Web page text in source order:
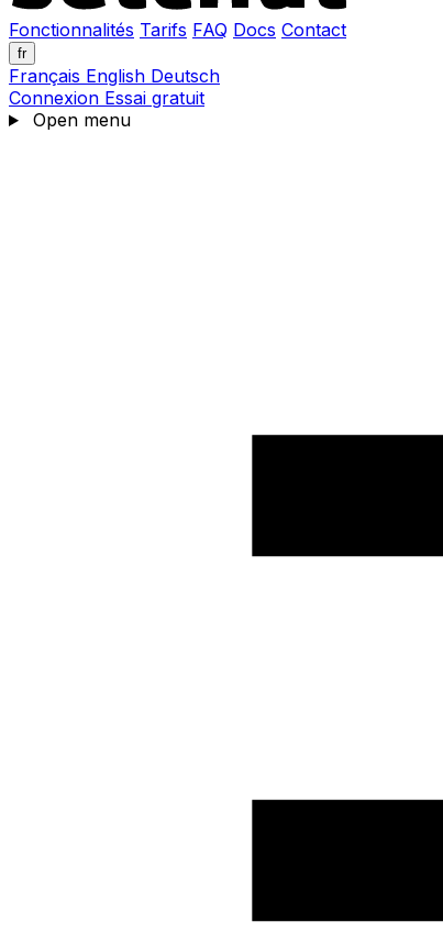
Fonctionnalités Tarifs FAQ Docs Contact
fr
Français English Deutsch
Connexion Essai gratuit
Open menu